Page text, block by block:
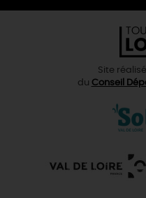
Site
du Conseil